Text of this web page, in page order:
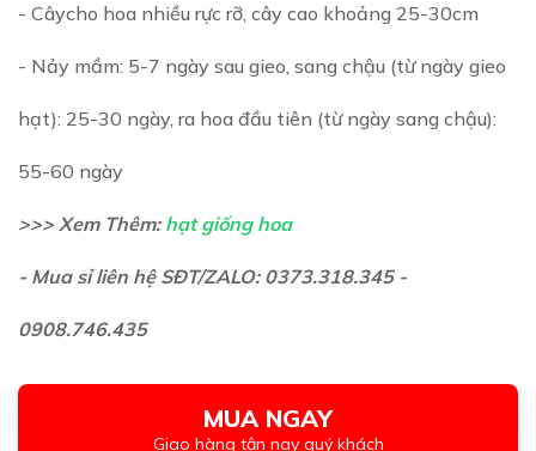
- Câycho hoa nhiều rực rỡ, cây cao khoảng 25-30cm
- Nảy mầm: 5-7 ngày sau gieo, sang chậu (từ ngày gieo
hạt): 25-30 ngày, ra hoa đầu tiên (từ ngày sang chậu):
55-60 ngày
>>> Xem Thêm: hạt giống hoa
- Mua sỉ liên hệ SĐT/ZALO: 0373.318.345 -
0908.746.435
MUA NGAY
Giao hàng tận nay quý khách